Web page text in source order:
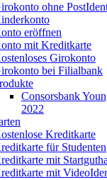
ohne
eröffnen
mit Kreditkarte
Girokonto
bei Filialbank
Consorsbank
2022
Kreditkarte
für Studenten
mit
mit